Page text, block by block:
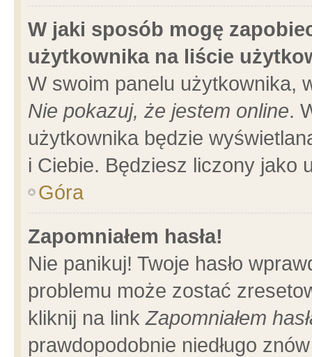
W jaki sposób mogę
użytkownika na liście
W swoim panelu użytkownika,
Nie pokazuj, że jestem online.
użytkownika będzie
i Ciebie. Będziesz liczony jako
Góra
Zapomniałem hasła!
Nie panikuj! Twoje hasło
problemu może zostać
kliknij na linkZapomniałem
prawdopodobnie niedługo